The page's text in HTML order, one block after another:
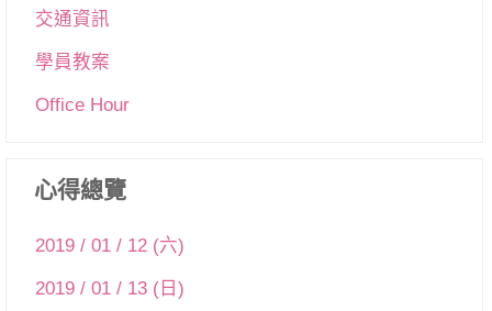
交通資訊
學員教案
Office Hour
心得總覽
2019 / 01 / 12 (六)
2019 / 01 / 13 (日)